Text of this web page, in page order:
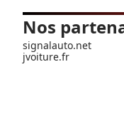
Nos
signalauto.net
jvoiture.fr